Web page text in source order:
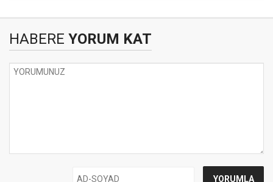
HABERE YORUM KAT